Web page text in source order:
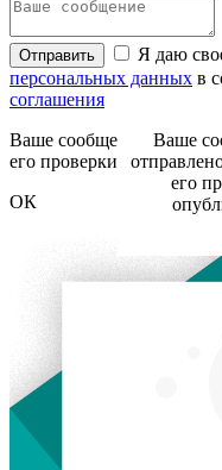
Отправить Я даю
персональных данных в
соглашения
Ваше сообщение
его проверки оно будет
ОК
Ваше
его